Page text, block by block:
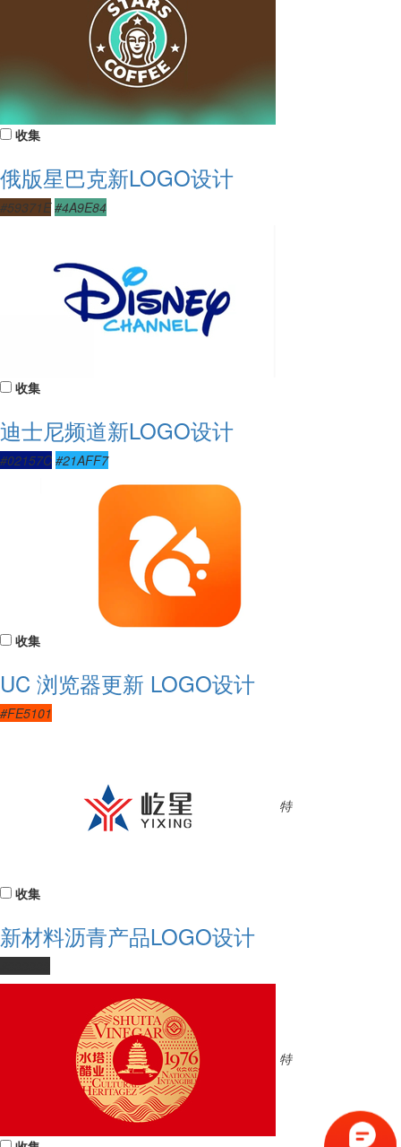
收集
俄版星巴克新LOGO设计
#59371E #4A9E84
收集
迪士尼频道新LOGO设计
#02157C #21AFF7
收集
UC 浏览器更新 LOGO设计
#FE5101
特
收集
新材料沥青产品LOGO设计
特